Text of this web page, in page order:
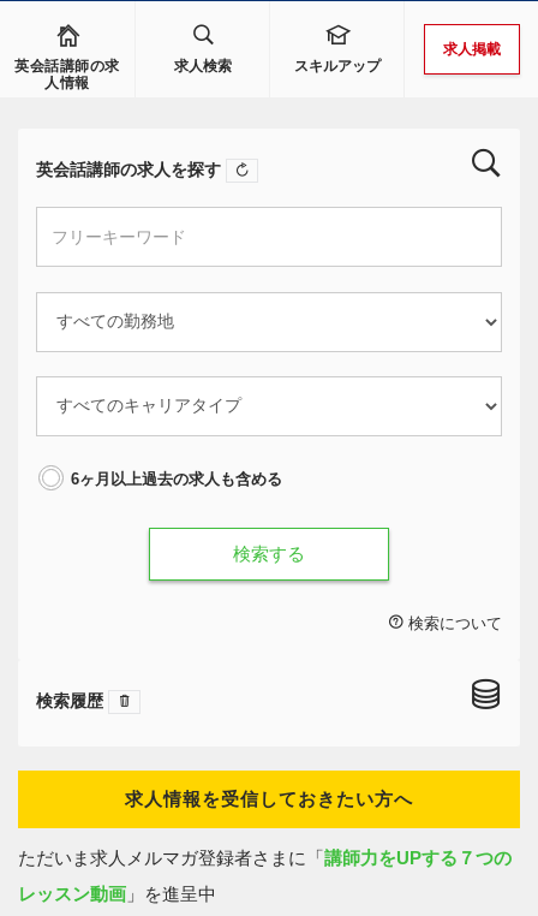
英会話講師の求
人情報
求人検索 スキルアップ
求人掲載
英会話講師の求人を探す
6ヶ月以上過去の求人も含める
検索する
検索について
検索履歴
求人情報を受信しておきたい方へ
ただいま求人メルマガ登録者さまに「 講師力をUPする７つの
レッスン動画 」を進呈中